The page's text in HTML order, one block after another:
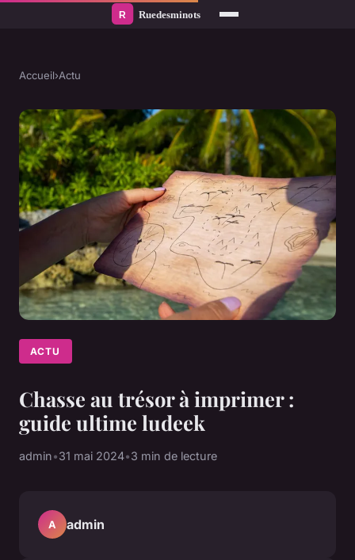
Accueil›Actu
ACTU
Chasse au trésor à imprimer :
guide ultime ludeek
admin•31 mai 2024•3 min de lecture
A admin